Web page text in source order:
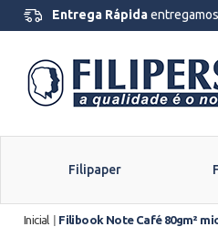
Entrega Rápida
Filipaper
Inicial Filibook Note Café 80gm²